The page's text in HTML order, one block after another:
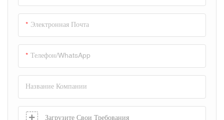
Электронная Почта
Телефон/WhatsApp
Название Компании
Загрузите Свои Требования